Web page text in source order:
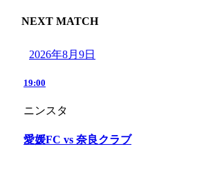
NEXT MATCH
2026年8月9日
19:00
ニンスタ
愛媛FC vs 奈良クラブ